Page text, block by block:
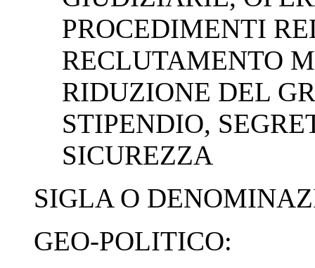
PROCEDIMENTI
RECLUTAMENTO
RIDUZIONE DEL
STIPENDIO,
SICUREZZA
SIGLA O
GEO-POLITICO: